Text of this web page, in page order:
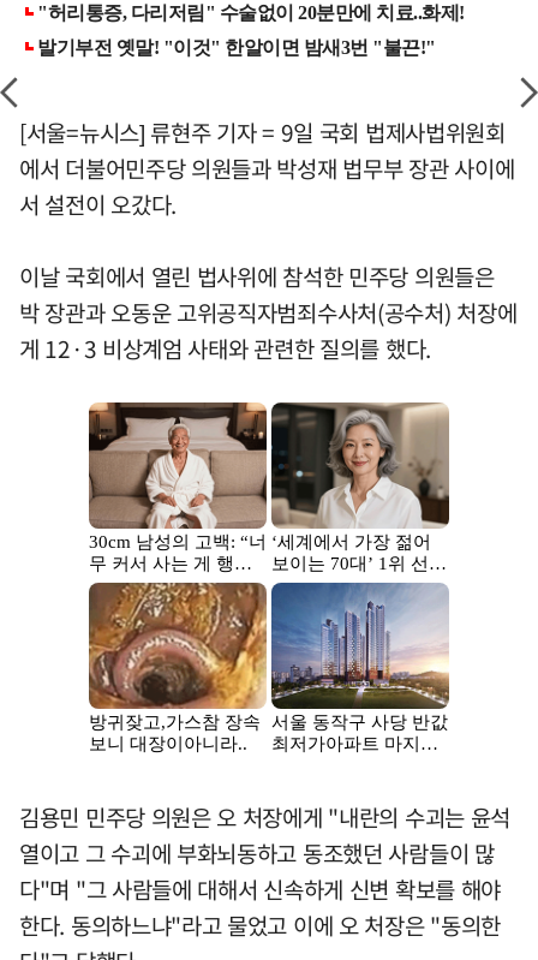
[서울=뉴시스] 류현주 기자 = 9일 국회 법제사법위원회
에서 더불어민주당 의원들과 박성재 법무부 장관 사이에
서 설전이 오갔다.
이날 국회에서 열린 법사위에 참석한 민주당 의원들은
박 장관과 오동운 고위공직자범죄수사처(공수처) 처장에
게 12·3 비상계엄 사태와 관련한 질의를 했다.
김용민 민주당 의원은 오 처장에게 "내란의 수괴는 윤석
열이고 그 수괴에 부화뇌동하고 동조했던 사람들이 많
다"며 "그 사람들에 대해서 신속하게 신변 확보를 해야
한다. 동의하느냐"라고 물었고 이에 오 처장은 "동의한